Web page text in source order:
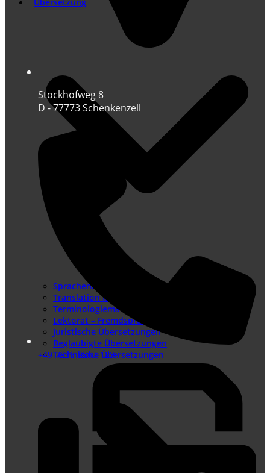
Übersetzung
Sprachenangebot
Translation Memory
Terminologiemanagement
Lektorat – Fremdsprachenlektorat
Juristische Übersetzungen
Beglaubigte Übersetzungen
Technische Übersetzungen
Stockhofweg 8
D - 77773 Schenkenzell
+49-7836-9567-123